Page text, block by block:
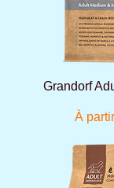
Grandorf
À
Prix